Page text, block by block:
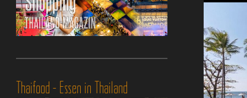
Thaifood - Essen in Thailand